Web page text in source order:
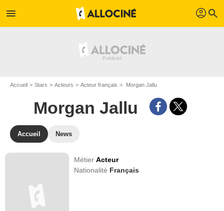
menu profil search
Accueil Stars Acteurs Acteur français Morgan Jallu
Morgan Jallu
Accueil News
MétierActeur
Nationalité Français